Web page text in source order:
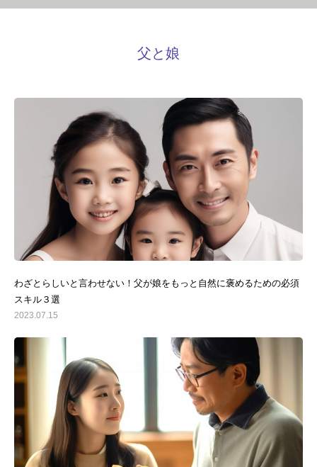
父と娘
わざとらしいと言わせない！父が娘をもっと自然に褒めるための必須
スキル３選
2023.07.15